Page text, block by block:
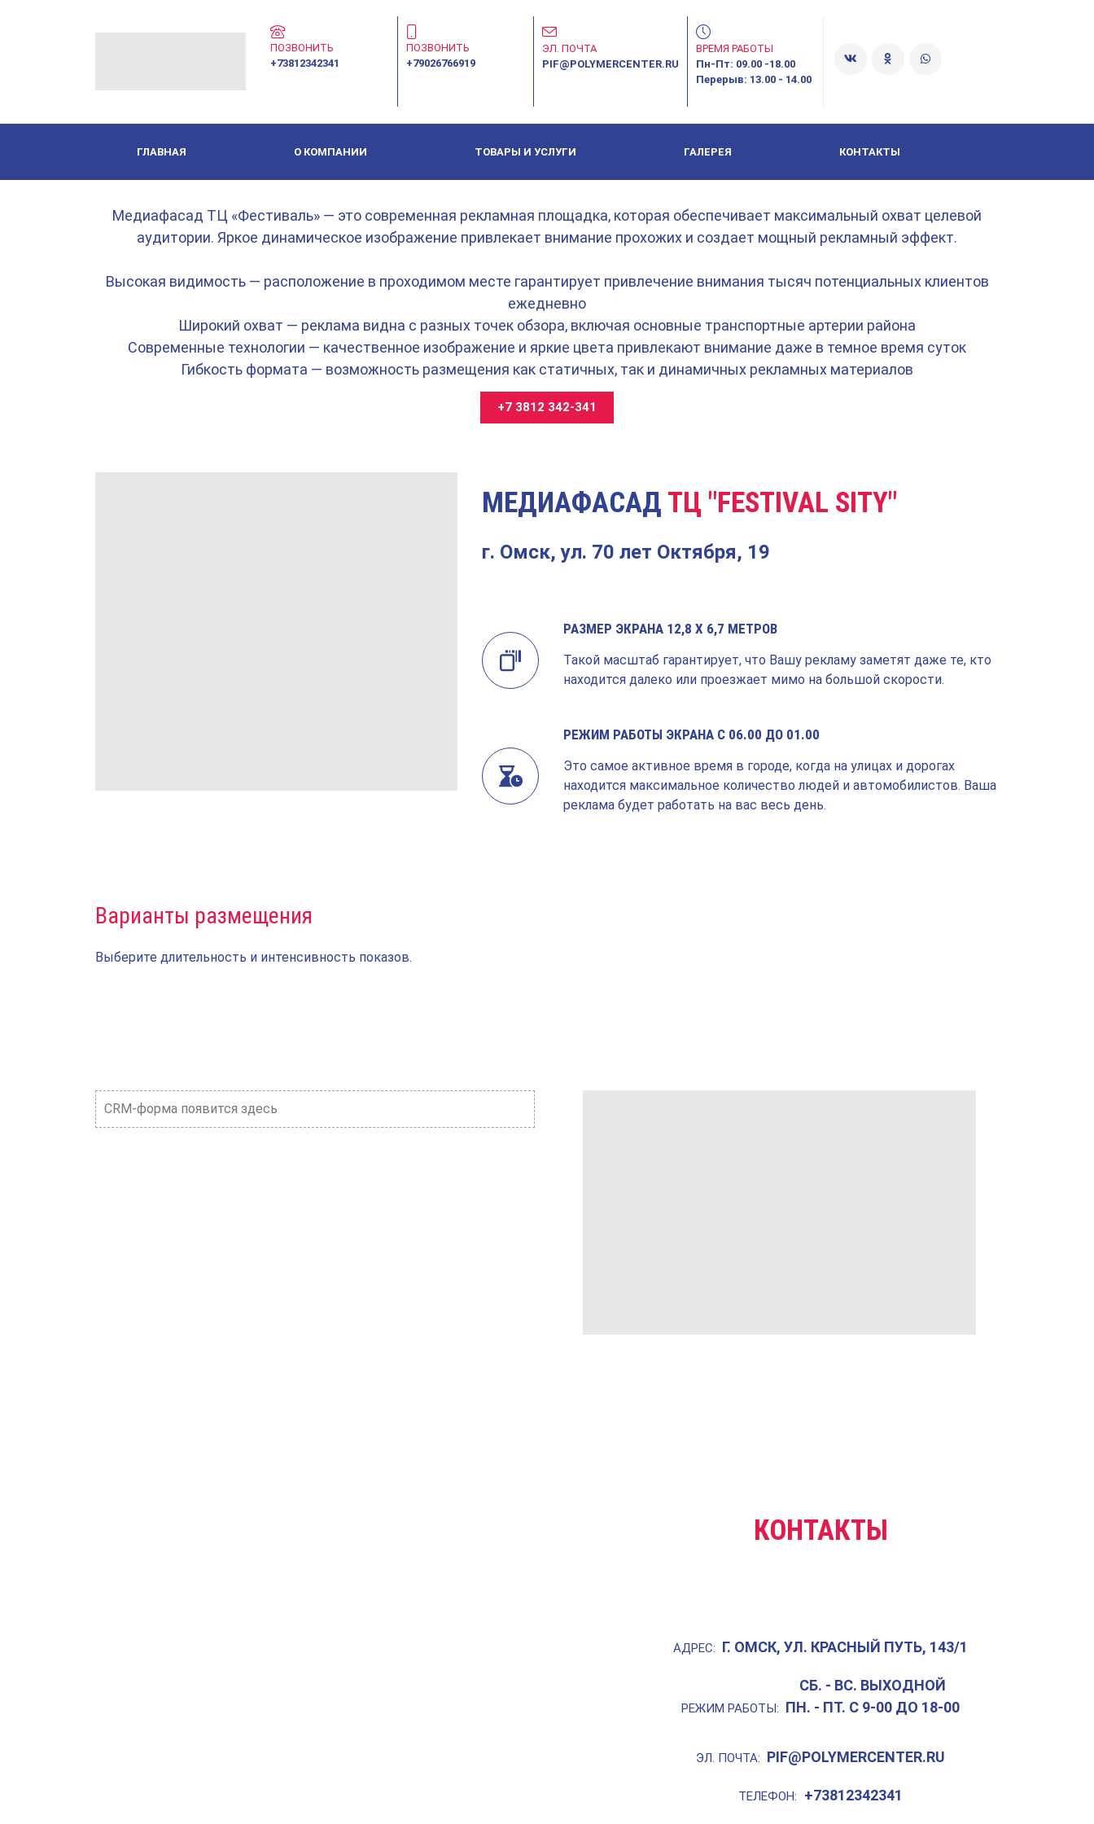
ПОЗВОНИТЬ
+73812342341
ПОЗВОНИТЬ
+79026766919
ЭЛ. ПОЧТА
PIF@POLYMERCENTER.RU
ВРЕМЯ РАБОТЫ
Пн-Пт: 09.00 -18.00
Перерыв: 13.00 - 14.00
ГЛАВНАЯ О КОМПАНИИ ТОВАРЫ И УСЛУГИ ГАЛЕРЕЯ КОНТАКТЫ
Медиафасад ТЦ «Фестиваль» — это современная рекламная площадка, которая обеспечивает максимальный охват целевой
аудитории. Яркое динамическое изображение привлекает внимание прохожих и создает мощный рекламный эффект.
Высокая видимость — расположение в проходимом месте гарантирует привлечение внимания тысяч потенциальных клиентов
ежедневно
Широкий охват — реклама видна с разных точек обзора, включая основные транспортные артерии района
Современные технологии — качественное изображение и яркие цвета привлекают внимание даже в темное время суток
Гибкость формата — возможность размещения как статичных, так и динамичных рекламных материалов
+7 3812 342-341
МЕДИАФАСАД ТЦ "FESTIVAL SITY"
г. Омск, ул. 70 лет Октября, 19
РАЗМЕР ЭКРАНА 12,8 Х 6,7 МЕТРОВ
Такой масштаб гарантирует, что Вашу рекламу заметят даже те, кто
находится далеко или проезжает мимо на большой скорости.
РЕЖИМ РАБОТЫ ЭКРАНА С 06.00 ДО 01.00
Это самое активное время в городе, когда на улицах и дорогах
находится максимальное количество людей и автомобилистов. Ваша
реклама будет работать на вас весь день.
Варианты размещения
Выберите длительность и интенсивность показов.
CRM-форма появится здесь
КОНТАКТЫ
АДРЕС: Г. ОМСК, УЛ. КРАСНЫЙ ПУТЬ, 143/1
РЕЖИМ РАБОТЫ:
СБ. - ВС. ВЫХОДНОЙ
ПН. - ПТ. С 9-00 ДО 18-00
ЭЛ. ПОЧТА: PIF@POLYMERCENTER.RU
ТЕЛЕФОН: +73812342341